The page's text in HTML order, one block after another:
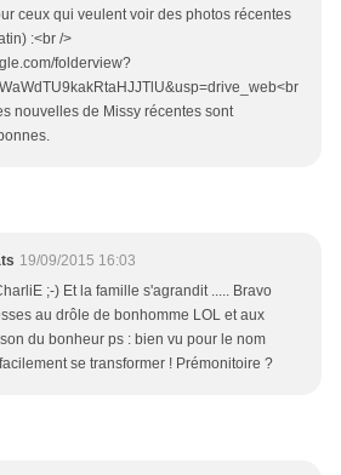
ceux qui veulent voir des photos récentes
:<br />
folderview?
nouvelles de Missy récentes sont
19/09/2015 16:03
;-) Et la famille s'agrandit ..... Bravo
au drôle de bonhomme LOL et aux
du bonheur ps : bien vu pour le nom
se transformer ! Prémonitoire ?